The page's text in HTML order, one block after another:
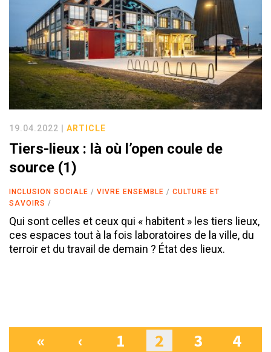
19.04.2022 | ARTICLE
Tiers-lieux : là où l’open coule de
source (1)
INCLUSION SOCIALE VIVRE ENSEMBLE
CULTURE ET
SAVOIRS
Qui sont celles et ceux qui « habitent » les tiers lieux,
ces espaces tout à la fois laboratoires de la ville, du
terroir et du travail de demain ? État des lieux.
« ‹ 1 2 3
4